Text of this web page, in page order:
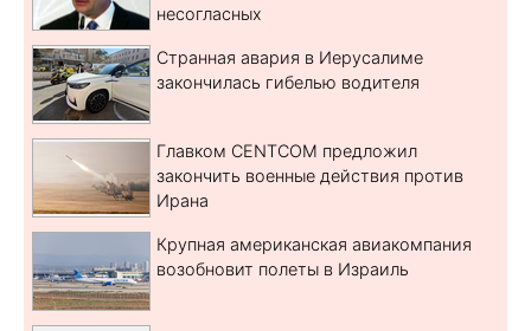
несогласных
Странная авария в Иерусалиме
закончилась гибелью водителя
Главком CENTCOM предложил
закончить военные действия против
Ирана
Крупная американская авиакомпания
возобновит полеты в Израиль